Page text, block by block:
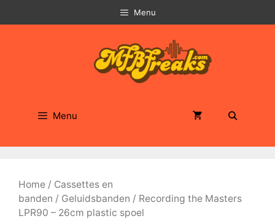
naar
Menu
Menu
Home / Cassettes en
banden / Geluidsbanden / Recording the Masters
LPR90 – 26cm plastic spoel